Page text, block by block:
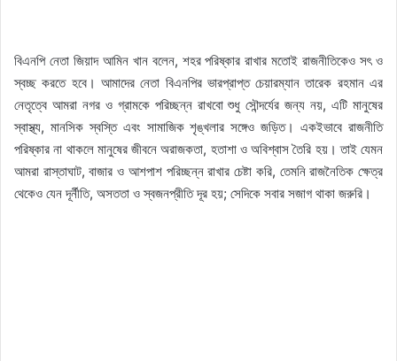
বিএনপি নেতা জিয়াদ আমিন খান বলেন, শহর পরিষ্কার রাখার মতোই রাজনীতিকেও সৎ ও
স্বচ্ছ করতে হবে। আমাদের নেতা বিএনপির ভারপ্রাপ্ত চেয়ারম্যান তারেক রহমান এর
নেতৃত্বে আমরা নগর ও গ্রামকে পরিচ্ছন্ন রাখবো শুধু সৌন্দর্যের জন্য নয়, এটি মানুষের
স্বাস্থ্য, মানসিক স্বস্তি এবং সামাজিক শৃঙ্খলার সঙ্গেও জড়িত। একইভাবে রাজনীতি
পরিষ্কার না থাকলে মানুষের জীবনে অরাজকতা, হতাশা ও অবিশ্বাস তৈরি হয়। তাই যেমন
আমরা রাস্তাঘাট, বাজার ও আশপাশ পরিচ্ছন্ন রাখার চেষ্টা করি, তেমনি রাজনৈতিক ক্ষেত্র
থেকেও যেন দূর্নীতি, অসততা ও স্বজনপ্রীতি দূর হয়; সেদিকে সবার সজাগ থাকা জরুরি।